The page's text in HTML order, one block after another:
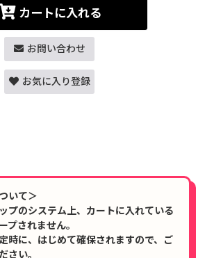
カートに入れる
お問い合わせ
お気に入り登録
いて＞
プのシステム上、カートに入れている
プされません。
時に、はじめて確保されますので、ご
さい。